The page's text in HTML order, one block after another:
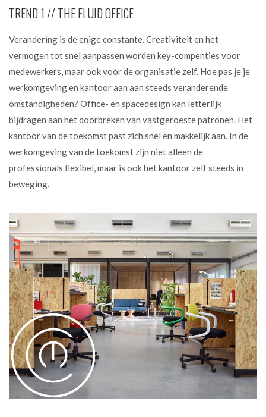
TREND 1 // THE FLUID OFFICE
Verandering is de enige constante. Creativiteit en het
vermogen tot snel aanpassen worden key-compenties voor
medewerkers, maar ook voor de organisatie zelf. Hoe pas je je
werkomgeving en kantoor aan aan steeds veranderende
omstandigheden? Office- en spacedesign kan letterlijk
bijdragen aan het doorbreken van vastgeroeste patronen. Het
kantoor van de toekomst past zich snel en makkelijk aan. In de
werkomgeving van de toekomst zijn niet alleen de
professionals flexibel, maar is ook het kantoor zelf steeds in
beweging.